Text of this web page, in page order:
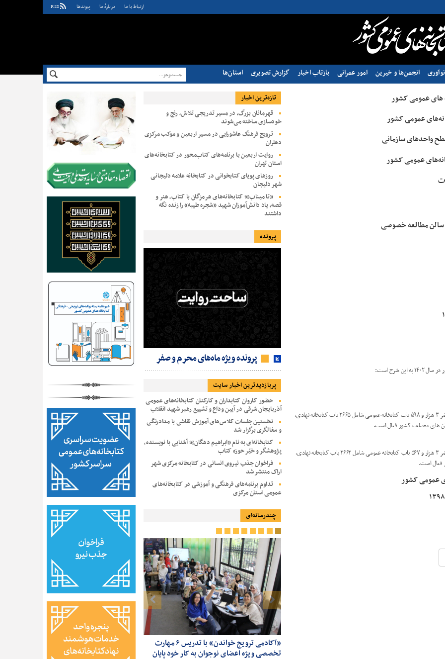
ارتباط با ما دربارهٔ ما پيوندها RSS
انجمن‌ها و خیرین امور عمرانی بازتاب اخبار گزارش تصویری استان‌ها
های عمومی کشور
عمومی کشور
سطح واحدهای سازمانی
عمومی کشور
سالن مطالعه خصوصی
شرح است:
بر اساس تازه ترین آمار ارائه شده توسط نهاد کتابخانه های عمومی کشور، در حال حاضر ۳ هزار و ۵۹۸ باب کتابخانه عمومی شامل ۲۶۶۵ باب کتابخانه نهادی،
بر اساس تازه ترین آمار ارائه شده توسط نهاد کتابخانه های عمومی کشور، در حال حاضر ۳ هزار و ۵۶۷ باب کتابخانه عمومی شامل ۲۶۶۲ باب کتابخانه نهادی،
عمومی کشور
تازه‌ترین اخبار
قهرمانان بزرگ، در مسیر تدریجی تلاش، رنج و
خودسازی ساخته می‌شوند
ترویج فرهنگ عاشورایی در مسیر اربعین و موکب مرکزی
دهلران
روایت اربعین با برنامه‌های کتاب‌محور در کتابخانه‌های
استان تهران
روزهای پویای کتابخوانی در کتابخانه علامه دلیجانی
شهر دلیجان
«تا میناب»؛ کتابخانه‌های هرمزگان با کتاب، هنر و
قصه، یاد دانش‌آموزان شهید «شجره طیبه» را زنده نگه
داشتند
پرونده
پرونده ویژه ماه‌های محرم و صفر
پربازديدترين اخبار سایت
حضور کاروان کتابداران و کارکنان کتابخانه‌های عمومی
آذربایجان شرقی در آیین وداع و تشییع رهبر شهید انقلاب
نخستین جلسات کلاس‌های آموزش نقاشی با مدادرنگی
و سفالگری برگزار شد
کتابخانه‌ای به نام «ابراهیم دهگان»؛ آشنایی با نویسنده،
پژوهشگر و خیّر حوزه کتاب
فراخوان جذب نیروی انسانی در کتابخانه مرکزی شهر
اراک منتشر شد
تداوم برنامه‌های فرهنگی و آموزشی در کتابخانه‌های
عمومی استان مرکزی
چندرسانه‌ای
«آکادمی ترویج خواندن» با تدریس ۶ مهارت
تخصصی ویژه اعضای نوجوان به کار خود پایان
از پادکست تا گرافیک در هشتمین روز «آکادمی
ترویج خواندن»